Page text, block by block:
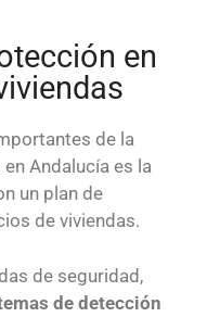
en
de la
Andalucía es la
un plan de
de viviendas.
de seguridad,
de detección